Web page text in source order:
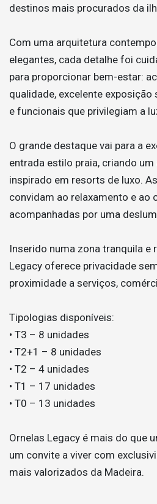
destinos mais procurados da
Com uma arquitetura
elegantes, cada detalhe foi
para proporcionar bem-estar:
qualidade, excelente
e funcionais que privilegiam a
O grande destaque vai para a
entrada estilo praia, criando
inspirado em resorts de luxo.
convidam ao relaxamento e ao
acompanhadas por uma
Inserido numa zona tranquila e
Legacy oferece privacidade
proximidade a serviços,
Tipologias disponíveis:
• T3 – 8 unidades
• T2+1 – 8 unidades
• T2 – 4 unidades
• T1 – 17 unidades
• T0 – 13 unidades
Ornelas Legacy é mais do que
um convite a viver com
mais valorizados da Madeira.